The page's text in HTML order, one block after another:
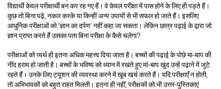
विद्यार्थी केवल परीक्षार्थी बन कर रह गए हैं। वे केवल परीक्षा में पास होने के लिए ही पड़ते हैं।
कुछ तो बिना पढ़े, नकल करके या किन्हीं अन्य उपायों से भी सफल हो जाते हैं। इसलिए
आधुनिक परीक्षाओं को ‘ज्ञान का दर्पण’ नहीं कहा जा सकता। लेकिन छात्र पढ़ाई के द्वारा जो
ज्ञान प्राप्त करते हैं उसका पता बिना परीक्षा के कैसे चलेगा?
परीक्षाओं को व्यर्थ ही इतना अधिक महत्त्व दिया जाता है। बच्चों की पढ़ाई के पोछे मा-बाप की
नींद हराम हो जाती है। बच्चों के भविष्य को ध्यान में रखते हुए मां-बाप खुद उन्हें पढ़ाने में जुटे
रहते हैं। उनके लिए ट्यूशन की व्यवस्था करने में खूब खर्च करते हैं। यदि परीक्षाएँ न होती,
तो अभिभावकों को बहुत राहत मिलती। इतना ही नहीं, परीक्षकों को भी उत्तर-पुस्तिकाएं